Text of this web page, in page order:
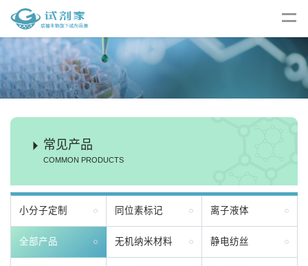
常见产品
COMMON PRODUCTS
小分子定制 同位素标记 离子液体
全部产品 无机纳米材料 静电纺丝